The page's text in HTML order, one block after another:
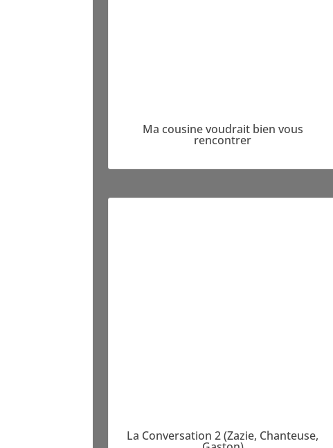
Ma cousine voudrait bien vous
rencontrer
La Conversation 2 (Zazie, Chanteuse,